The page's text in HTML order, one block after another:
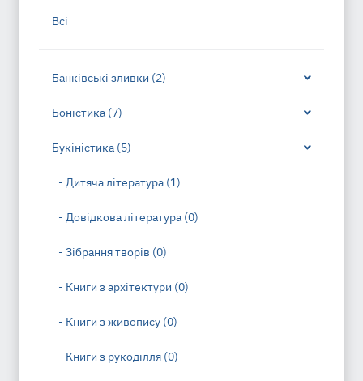
Всі
Банківські зливки (2)
Боністика (7)
Букіністика (5)
- Дитяча література (1)
- Довідкова література (0)
- Зібрання творів (0)
- Книги з архітектури (0)
- Книги з живопису (0)
- Книги з рукоділля (0)